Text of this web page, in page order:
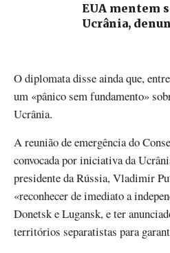
EUA mentem
Ucrânia,
O diplomata disse ainda que,
um «pânico sem fundamento»
Ucrânia.
A reunião de emergência do
convocada por iniciativa da
presidente da Rússia, Vladimir
«reconhecer de imediato a
Donetsk e Lugansk, e ter
territórios separatistas para